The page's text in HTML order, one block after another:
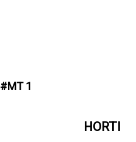
#MT 1
HORTI